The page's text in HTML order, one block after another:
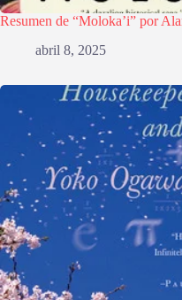
Resumen de “Moloka’i” por
abril 8, 2025